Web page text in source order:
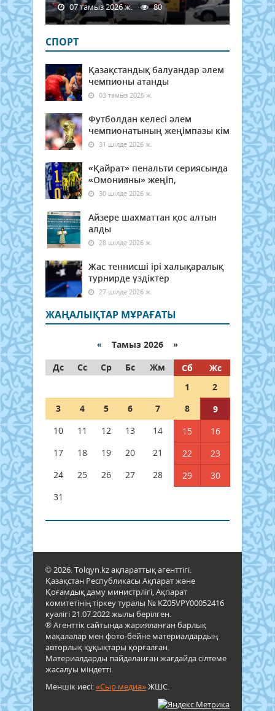
07 тамыз 2026 ж. 80
СПОРТ
Қазақстандық балуандар әлем
чемпионы атанды
03 тамыз 2026 ж.
Футболдан келесі әлем
чемпионатының жеңімпазы кім
31 шілде 2026 ж.
«Қайрат» пенальти сериясында
«Омонияны» жеңіп,
30 шілде 2026 ж.
Айзере шахматтан қос алтын
алды
28 шілде 2026 ж.
Жас теннисші ірі халықаралық
турнирде үздіктер
27 шілде 2026 ж.
ЖАҢАЛЫҚТАР МҰРАҒАТЫ
« Тамыз 2026 »
Дс
Сс Ср Бс Жм Сб
Жс
1
2
3
4 5 6 7 8
9
10
11 12 13 14 15
16
17
18 19 20 21 22
23
24
25 26 27 28 29
30
31
© 2026. Tolqyn.kz ақпараттық агенттігі.
Қазақстан Республикасы Ақпарат және
Қоғамдық даму министрлігі, Ақпарат
комитетінің тіркеу туралы № KZ05VPY00052416
куәлігі 21.07.2022 жылы берілген.
® Агенттік сайтында жарияланған барлық
мақалалар мен фото-бейне материалдардың
авторлық құқықтары қорғалған.
Материалдарды пайдаланған жағдайда сілтеме
жасалуы міндетті.
Меншік иесі:«Сыр медиа»ЖШС.